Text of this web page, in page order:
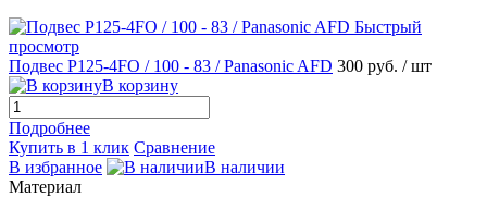
Быстрый
просмотр
Подвес Р125-4FO / 100 - 83 / Panasonic AFD 300 руб. / шт
В корзину
Подробнее
Купить в 1 клик Сравнение
В избранное
В наличии
Материал